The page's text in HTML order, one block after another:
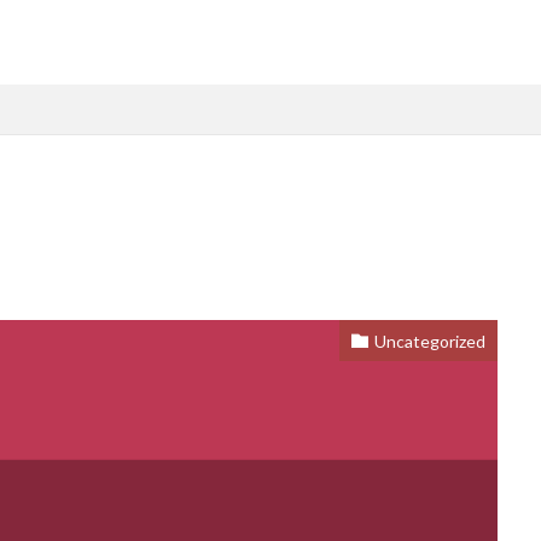
Uncategorized